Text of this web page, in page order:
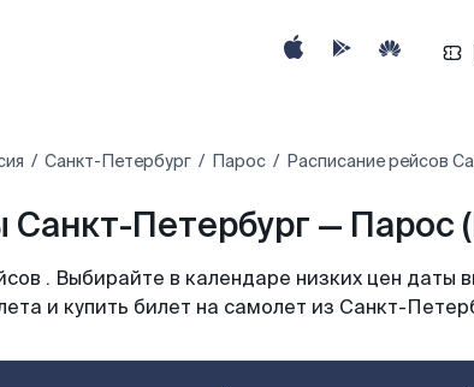
Санкт-Петербург Парос Расписание рейсов
Петербург — Парос
. Выбирайте в календаре низких цен даты
и купить билет на самолет из Санкт-